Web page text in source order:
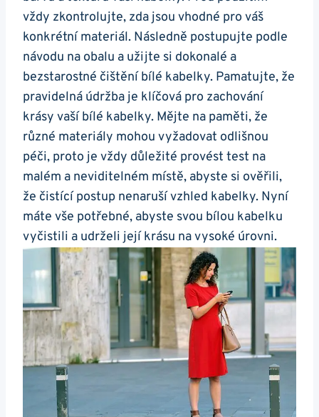
vždy zkontrolujte, zda jsou vhodné pro váš
konkrétní materiál. Následně postupujte podle
návodu na obalu a užijte si dokonalé a
bezstarostné čištění bílé kabelky. Pamatujte,⁣ že
pravidelná údržba je klíčová pro ‍zachování
krásy vaší bílé kabelky. Mějte na paměti, že
různé materiály mohou ⁢vyžadovat‌ odlišnou
péči, proto je vždy⁣ důležité provést test na
malém a neviditelném ⁣místě, abyste ‍si ověřili,
že čistící postup nenaruší vzhled kabelky. Nyní
máte vše potřebné, abyste svou bílou kabelku
vyčistili a udrželi její krásu⁣ na vysoké úrovni.